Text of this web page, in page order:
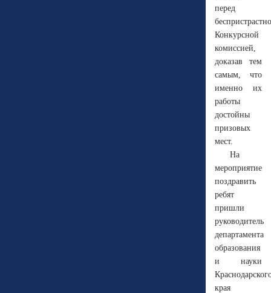
перед
Конкурсной
комиссией,
доказав тем
самым, что
именно их
работы
достойны
призовых
мест.
На
мероприятие
поздравить
ребят
пришли
руководитель
департамента
образования
и науки
края